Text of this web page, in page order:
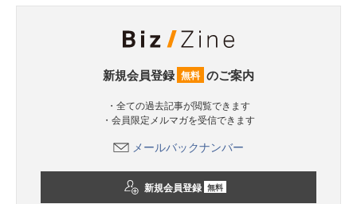
新規会員登録 無料 のご案内
・全ての過去記事が閲覧できます
・会員限定メルマガを受信できます
メールバックナンバー
新規会員登録 無料